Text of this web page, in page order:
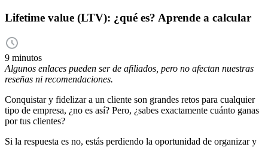
Lifetime value (LTV): ¿qué es? Aprende a calcular
9 minutos
Algunos enlaces pueden ser de afiliados, pero no afectan nuestras
reseñas ni recomendaciones.
Conquistar y fidelizar a un cliente son grandes retos para cualquier
tipo de empresa, ¿no es así? Pero, ¿sabes exactamente cuánto ganas
por tus clientes?
Si la respuesta es no, estás perdiendo la oportunidad de organizar y